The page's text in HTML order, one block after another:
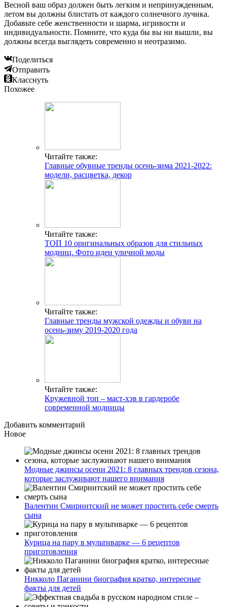
Весной ваш образ должен быть легким и непринужденным,
летом вы должны блистать от каждого солнечного лучика.
Добавьте себе женственности и шарма, игривости и
индивидуальности. Помните, что куда бы вы ни вышли, вы
должны всегда выглядеть современно и неотразимо.
Поделиться
Отправить
Класснуть
Похожее
Читайте также:
Главные обувные тренды осень-зима 2021-2022:
модели, расцветка, декор
Читайте также:
ТОП 10 оригинальных образов для стильных
модниц. Фото идеи уличной моды
Читайте также:
Главные тренды мужской одежды и обуви на
осень-зиму 2019-2020 года
Читайте также:
Кружевной топ – маст-хэв в гардеробе
современной модницы
Добавить комментарий
Новое
Модные джинсы осени 2021: 8 главных трендов сезона,
которые заслуживают нашего внимания
Валентин Смирнитский не может простить себе смерть
сына
Курица на пару в мультиварке — 6 рецептов
приготовления
Никколо Паганини биография кратко, интересные
факты для детей